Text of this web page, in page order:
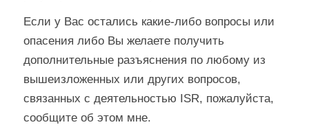
Если у Вас остались какие-либо вопросы или
опасения либо Вы желаете получить
дополнительные разъяснения по любому из
вышеизложенных или других вопросов,
связанных с деятельностью ISR, пожалуйста,
сообщите об этом мне.